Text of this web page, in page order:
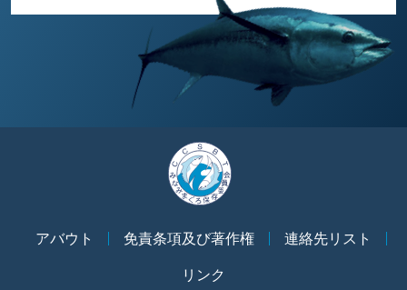
アバウト 免責条項及び著作権
連絡先リスト
リンク